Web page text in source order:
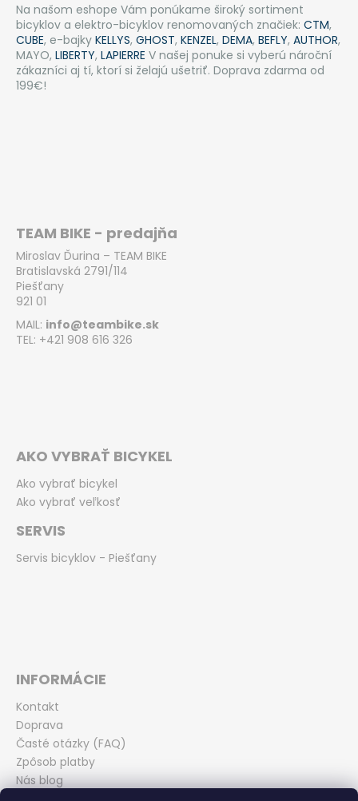
Na našom eshope Vám ponúkame široký sortiment
bicyklov a elektro-bicyklov renomovaných značiek: CTM,
CUBE, e-bajky KELLYS, GHOST, KENZEL, DEMA, BEFLY, AUTHOR,
MAYO, LIBERTY, LAPIERRE V našej ponuke si vyberú nároční
zákazníci aj tí, ktorí si želajú ušetriť. Doprava zdarma od
199€!
TEAM BIKE - predajňa
Miroslav Ďurina – TEAM BIKE
Bratislavská 2791/114
Piešťany
921 01
MAIL: info@teambike.sk
TEL: +421 908 616 326
AKO VYBRAŤ BICYKEL
Ako vybrať bicykel
Ako vybrať veľkosť
SERVIS
Servis bicyklov - Piešťany
INFORMÁCIE
Kontakt
Doprava
Časté otázky (FAQ)
Zpôsob platby
Nás blog